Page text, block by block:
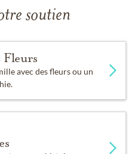
soutien
Fleurs
avec des fleurs ou un